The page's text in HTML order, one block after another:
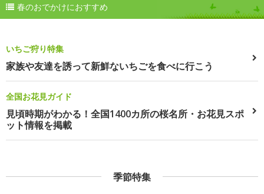
春のおでかけにおすすめ
いちご狩り特集
家族や友達を誘って新鮮ないちごを食べに行こう
全国お花見ガイド
見頃時期がわかる！全国1400カ所の桜名所・お花見スポ
ット情報を掲載
季節特集